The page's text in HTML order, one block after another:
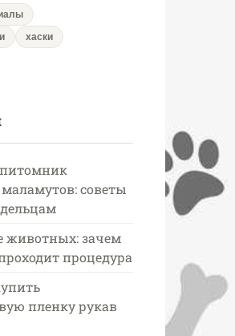
хаски
советы
животных: зачем
процедура
пленку рукав